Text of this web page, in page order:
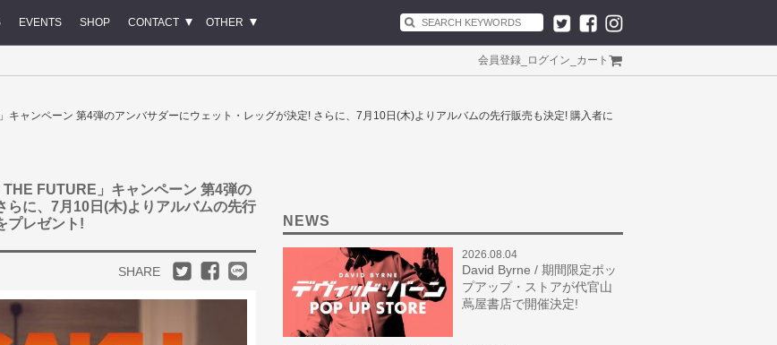
EVENTS SHOP CONTACT OTHER
会員登録 ログイン カート
キャンペーン 第4弾のアンバサダーにウェット・レッグが決定! さらに、7月10日(木)よりアルバムの先行販売も決定! 購入者に
FUTURE」キャンペーン 第4弾の
に、7月10日(木)よりアルバムの先行
プレゼント!
SHARE
NEWS
2026.08.04
David Byrne / 期間限定ポッ
プアップ・ストアが代官山
蔦屋書店で開催決定!